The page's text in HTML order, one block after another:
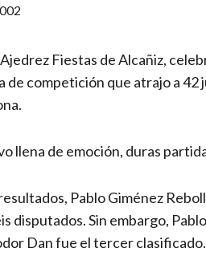
Fiestas de Alcañiz,
de competición que atrajo a
llena de emoción, duras
Pablo Giménez
disputados. Sin embargo,
Dan fue el tercer clasificado.